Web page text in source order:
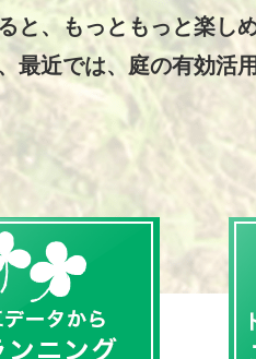
と、もっともっと楽し
近では、庭の有効活